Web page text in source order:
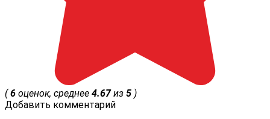
(6 оценок, среднее 4.67из 5 )
Добавить комментарий